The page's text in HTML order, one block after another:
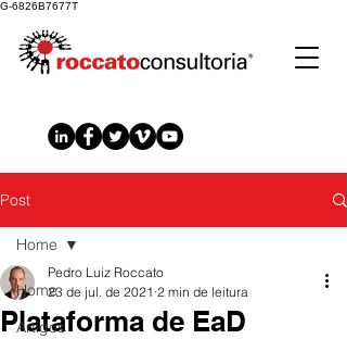
G-6826B7677T
Post
Home
Artigos
Home
Plataforma de EaD
Pedro Luiz Roccato
23 de jul. de 2021 2 min de leitura